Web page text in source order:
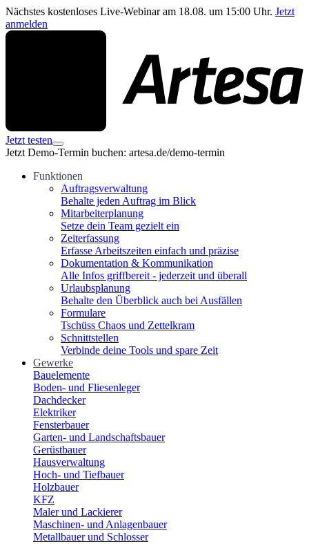
Nächstes kostenloses Live-Webinar am 18.08. um 15:00 Uhr. Jetzt
anmelden
Jetzt testen
Jetzt Demo-Termin buchen: artesa.de/demo-termin
Funktionen
Auftragsverwaltung
Behalte jeden Auftrag im Blick
Mitarbeiterplanung
Setze dein Team gezielt ein
Zeiterfassung
Erfasse Arbeitszeiten einfach und präzise
Dokumentation & Kommunikation
Alle Infos griffbereit - jederzeit und überall
Urlaubsplanung
Behalte den Überblick auch bei Ausfällen
Formulare
Tschüss Chaos und Zettelkram
Schnittstellen
Verbinde deine Tools und spare Zeit
Gewerke
Bauelemente
Boden- und Fliesenleger
Dachdecker
Elektriker
Fensterbauer
Garten- und Landschaftsbauer
Gerüstbauer
Hausverwaltung
Hoch- und Tiefbauer
Holzbauer
KFZ
Maler und Lackierer
Maschinen- und Anlagenbauer
Metallbauer und Schlosser